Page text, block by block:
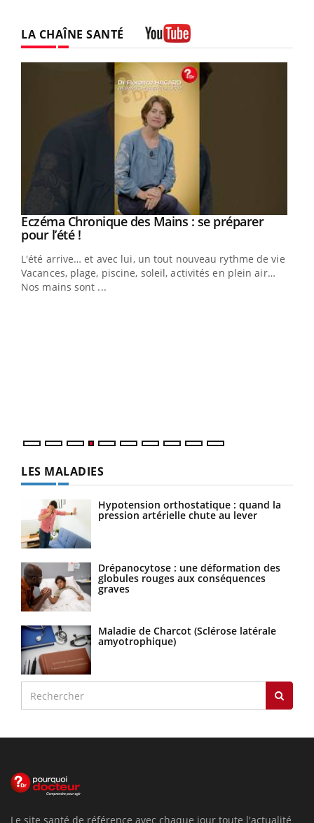
LA CHAÎNE SANTÉ
Youtube
Eczéma Chronique des Mains : se préparer
pour l’été !Youtube
L'été arrive… et avec lui, un tout nouveau rythme de vie !
Vacances, plage, piscine, soleil, activités en plein air…
Nos mains sont ...
LES MALADIES
Hypotension orthostatique : quand la
pression artérielle chute au lever
Drépanocytose : une déformation des
globules rouges aux conséquences
graves
Maladie de Charcot (Sclérose latérale
amyotrophique)
Le site santé de référence avec chaque jour toute l'actualité